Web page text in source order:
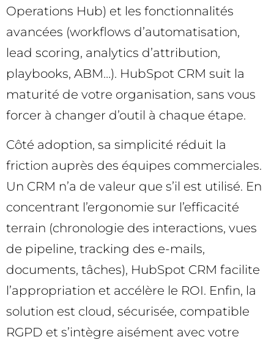
Operations Hub) et les fonctionnalités
avancées (workflows d’automatisation,
lead scoring, analytics d’attribution,
playbooks, ABM…). HubSpot CRM suit la
maturité de votre organisation, sans vous
forcer à changer d’outil à chaque étape.
Côté adoption, sa simplicité réduit la
friction auprès des équipes commerciales.
Un CRM n’a de valeur que s’il est utilisé. En
concentrant l’ergonomie sur l’efficacité
terrain (chronologie des interactions, vues
de pipeline, tracking des e-mails,
documents, tâches), HubSpot CRM facilite
l’appropriation et accélère le ROI. Enfin, la
solution est cloud, sécurisée, compatible
RGPD et s’intègre aisément avec votre